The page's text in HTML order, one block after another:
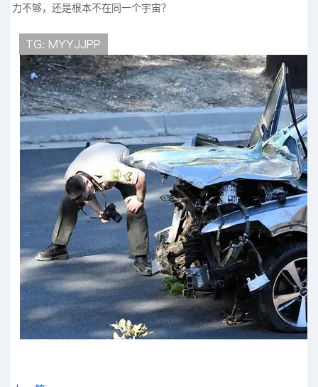
力不够，还是根本不在同一个宇宙？